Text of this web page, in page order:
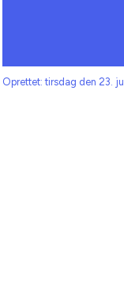
Oprettet: tirsdag den 23.